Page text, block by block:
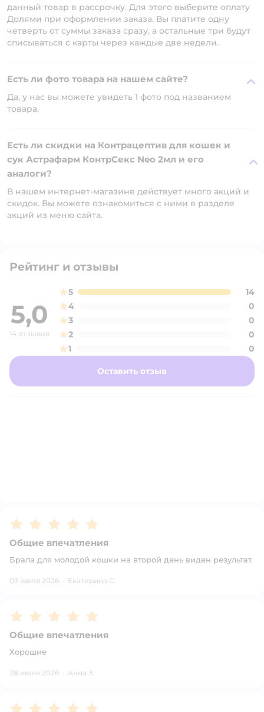
данный товар в рассрочку. Для этого выберите оплату
Долями при оформлении заказа. Вы платите одну
четверть от суммы заказа сразу, а остальные три будут
списываться с карты через каждые две недели.
Есть ли фото товара на нашем сайте?
Да, у нас вы можете увидеть 1 фото под названием
товара.
Есть ли скидки на Контрацептив для кошек и
сук Астрафарм КонтрСекс Neo 2мл и его
аналоги?
В нашем интернет-магазине действует много акций и
скидок. Вы можете ознакомиться с ними в разделе
акций из меню сайта.
Рейтинг и отзывы
5,0
14 отзывов
5
14
4
0
3
0
2
0
1
0
Оставить отзыв
Рейтинг:5
Общие впечатления
Брала для молодой кошки на второй день виден результат.
03 июля 2026 · Екатерина С.
Рейтинг:5
Общие впечатления
Хорошие
28 июня 2026 · Анна З.
Рейтинг:5